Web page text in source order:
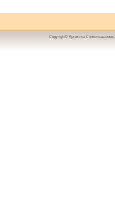
Copyright© Aproxima Comunicaciones